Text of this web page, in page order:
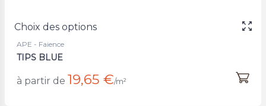
Choix des options
APE - Faience
TIPS BLUE
à partir de 19,65 €/m²